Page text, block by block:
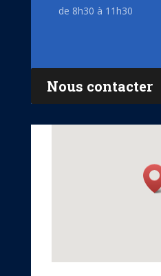
de 8h30 à 11h30
Nous contacter